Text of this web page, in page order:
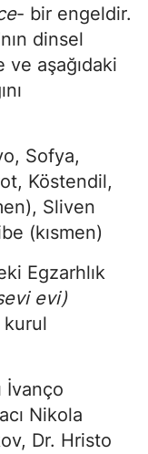
- bir engeldir.
dinsel
ve aşağıdaki
Sofya,
Köstendil,
Sliven
(kısmen)
Egzarhlık
evi)
İvanço
Nikola
Dr. Hristo